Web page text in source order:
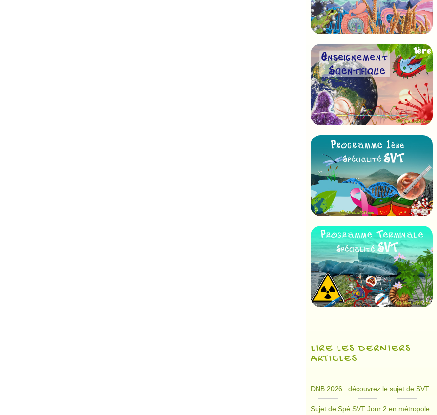
LIRE LES DERNIERS
ARTICLES
DNB 2026 : découvrez le sujet de SVT
Sujet de Spé SVT Jour 2 en métropole